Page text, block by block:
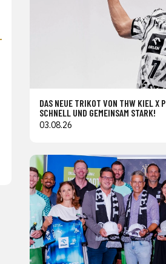
DAS NEUE TRIKOT VON THW KIEL X
SCHNELL UND GEMEINSAM STARK!
03.08.26